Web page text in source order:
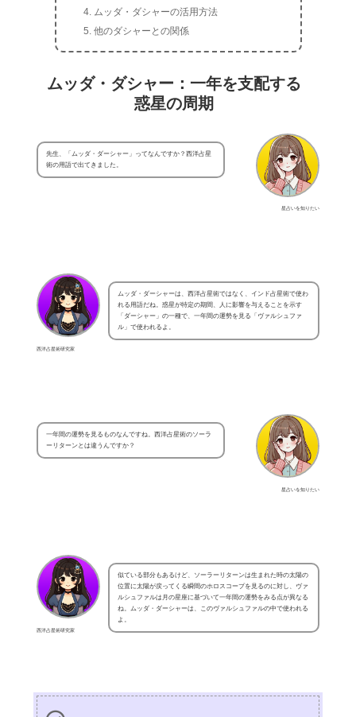
ムッダ・ダシャーの活用方法
他のダシャーとの関係
ムッダ・ダシャー：一年を支配する
惑星の周期
星占いを知りたい
先生、「ムッダ・ダーシャー」ってなんですか？西洋占星
術の用語で出てきました。
西洋占星術研究家
ムッダ・ダーシャーは、西洋占星術ではなく、インド占星術で使わ
れる用語だね。惑星が特定の期間、人に影響を与えることを示す
「ダーシャー」の一種で、一年間の運勢を見る「ヴァルシュファ
ル」で使われるよ。
星占いを知りたい
一年間の運勢を見るものなんですね。西洋占星術のソーラ
ーリターンとは違うんですか？
西洋占星術研究家
似ている部分もあるけど、ソーラーリターンは生まれた時の太陽の
位置に太陽が戻ってくる瞬間のホロスコープを見るのに対し、ヴァ
ルシュファルは月の星座に基づいて一年間の運勢をみる点が異なる
ね。ムッダ・ダーシャーは、このヴァルシュファルの中で使われる
よ。